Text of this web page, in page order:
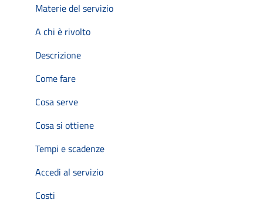
Materie del servizio
A chi è rivolto
Descrizione
Come fare
Cosa serve
Cosa si ottiene
Tempi e scadenze
Accedi al servizio
Costi